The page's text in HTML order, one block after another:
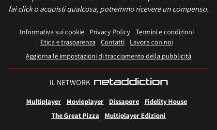
fai click o acquisti qualcosa, potremmo ricevere un compenso.
Informativa sui cookie Privacy Policy
Termini e condizioni
Etica e trasparenza Contatti
Lavora con noi
Aggiorna le impostazioni di tracciamento della pubblicità
IL NETWORK
Multiplayer Movieplayer Dissapore
Fidelity House
The Great Pizza
Multiplayer Edizioni